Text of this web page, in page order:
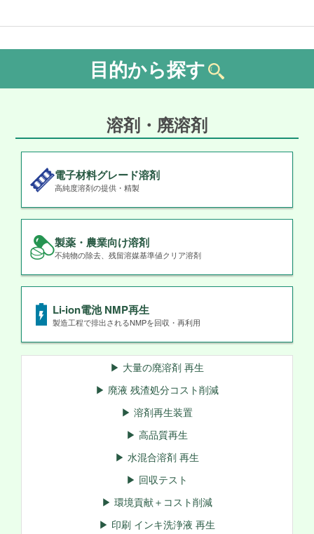
目的から探す
溶剤・廃溶剤
電子材料グレード溶剤
高純度溶剤の提供・精製
製薬・農業向け溶剤
不純物の除去、残留溶媒基準値クリア溶剤
Li-ion電池 NMP再生
製造工程で排出されるNMPを回収・再利用
▶ 大量の廃溶剤 再生
▶ 廃液 残渣処分コスト削減
▶ 溶剤再生装置
▶ 高品質再生
▶ 水混合溶剤 再生
▶ 回収テスト
▶ 環境貢献＋コスト削減
▶ 印刷 インキ洗浄液 再生